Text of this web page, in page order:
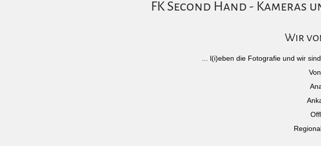
FK Second Hand - Kameras
Wir
... l(i)eben die Fotografie und wir